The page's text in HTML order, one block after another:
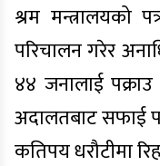
श्रम मन्त्रालयको
परिचालन गरेर
४४ जनालाई
अदालतबाट सफाई
कतिपय धरौटीमा